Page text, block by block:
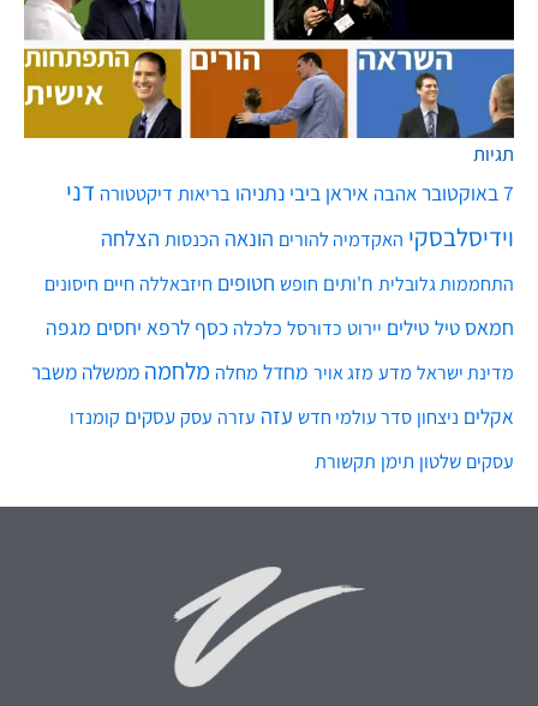
תגיות
7 באוקטובר אהבה איראן ביבי נתניהו בריאות דיקטטורה דני
וידיסלבסקי האקדמיה להורים הונאה הכנסות הצלחה
התחממות גלובלית ח'ותים חופש חטופים חיזבאללה חיים חיסונים
חמאס טיל טילים יירוט כדורסל כלכלה כסף לרפא יחסים מגפה
מדינת ישראל מדע מזג אויר מחדל מחלה מלחמה ממשלה משבר
אקלים ניצחון סדר עולמי חדש עזה עזרה עסק עסקים קומנדו
עסקים שלטון תימן תקשורת